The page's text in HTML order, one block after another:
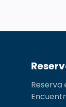
Reserva